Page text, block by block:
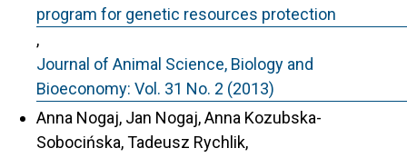
program for genetic resources protection
,
Journal of Animal Science, Biology and
Bioeconomy: Vol. 31 No. 2 (2013)
Anna Nogaj, Jan Nogaj, Anna Kozubska-
Sobocińska, Tadeusz Rychlik,